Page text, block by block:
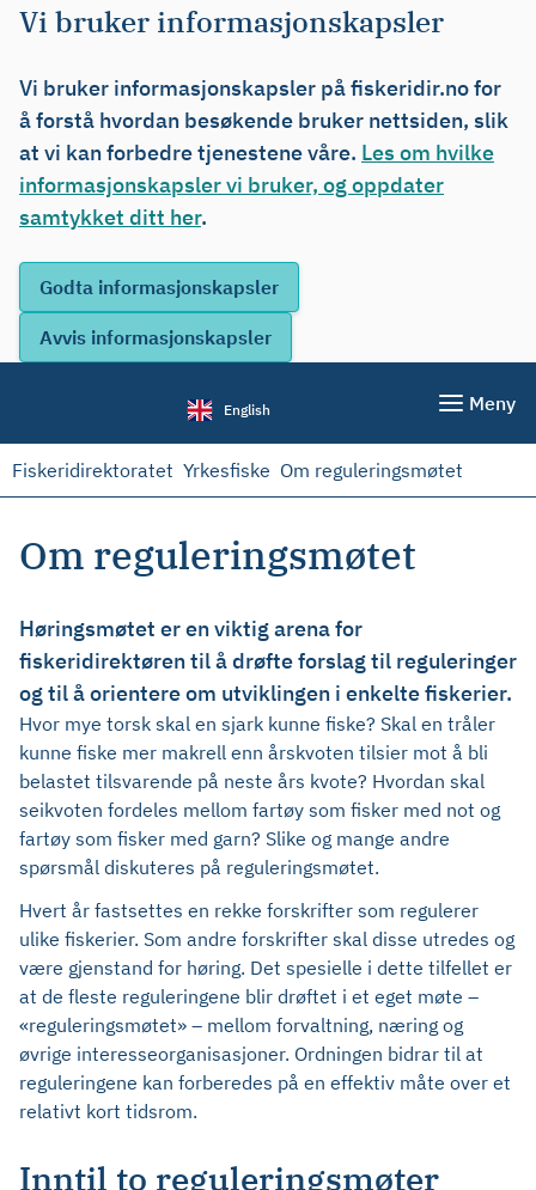
Vi bruker informasjonskapsler
Vi bruker informasjonskapsler på fiskeridir.no for
å forstå hvordan besøkende bruker nettsiden, slik
at vi kan forbedre tjenestene våre. Les om hvilke
informasjonskapsler vi bruker, og oppdater
samtykket ditt her.
English Meny
Fiskeridirektoratet Yrkesfiske Om reguleringsmøtet
Om reguleringsmøtet
Høringsmøtet er en viktig arena for
fiskeridirektøren til å drøfte forslag til reguleringer
og til å orientere om utviklingen i enkelte fiskerier.
Hvor mye torsk skal en sjark kunne fiske? Skal en tråler
kunne fiske mer makrell enn årskvoten tilsier mot å bli
belastet tilsvarende på neste års kvote? Hvordan skal
seikvoten fordeles mellom fartøy som fisker med not og
fartøy som fisker med garn? Slike og mange andre
spørsmål diskuteres på reguleringsmøtet.
Hvert år fastsettes en rekke forskrifter som regulerer
ulike fiskerier. Som andre forskrifter skal disse utredes og
være gjenstand for høring. Det spesielle i dette tilfellet er
at de fleste reguleringene blir drøftet i et eget møte –
«reguleringsmøtet» – mellom forvaltning, næring og
øvrige interesseorganisasjoner. Ordningen bidrar til at
reguleringene kan forberedes på en effektiv måte over et
relativt kort tidsrom.
Inntil to reguleringsmøter